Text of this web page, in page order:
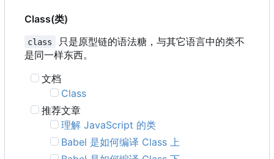
Class(类)
class
只是原型链的语法糖，与其它语言中的类不
是同一样东西。
文档
Class
推荐文章
理解 JavaScript 的类
Babel 是如何编译 Class 上